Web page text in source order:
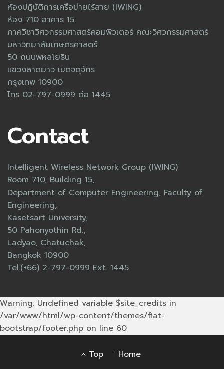
ห้องปฎิบัติการเครือข่ายไร้สาย (IWING)
ห้อง 710 อาคาร 15
ภาควิชาวิศวกรรมศาสตร์คอมพิวเตอร์ คณะวิศวกรรมศาสตร์
มหาวิทยาลัยเกษตรศาสตร์
50 ถนนพหลโยธิน
แขวงลาดยาว เขตจตุจักร
กรุงเทพ 10900
โทร 02-797-0999 ต่อ 1445
Contact
Intelligent Wireless Network Group (IWING)
Room 710, Building 15,
Department of Computer Engineering, Faculty of
Engineering,
Kasetsart University,
50 Pahonyothin Rd.,
Ladyao, Chatuchak,
Bangkok 10900
Tel.(+66) 2-797-0999 Ext. 1445
Warning: Undefined variable $site_credits in
/var/www/html/wp-content/themes/flat-
bootstrap/footer.php on line 60
FooterTop Home